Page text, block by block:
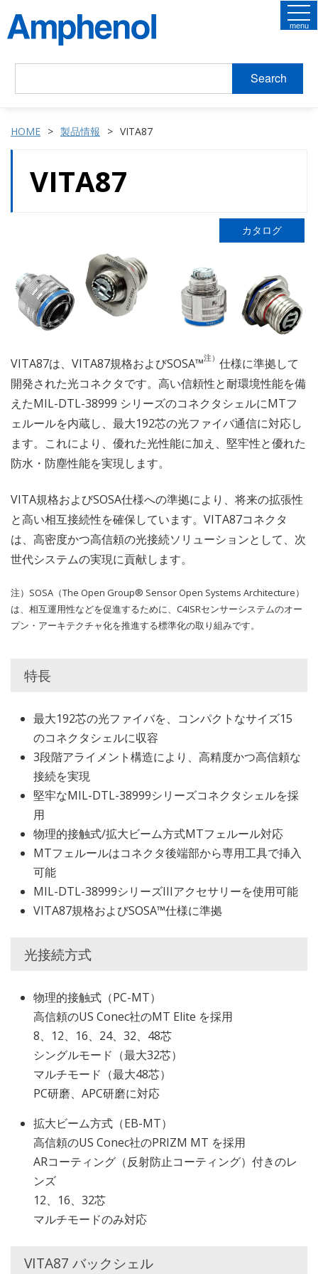
Search
menu
HOME 製品情報 VITA87
VITA87
カタログ
VITA87は、VITA87規格およびSOSA™注） 仕様に準拠して
開発された光コネクタです。高い信頼性と耐環境性能を備
えたMIL-DTL-38999 シリーズのコネクタシェルにMTフ
ェルールを内蔵し、最大192芯の光ファイバ通信に対応し
ます。これにより、優れた光性能に加え、堅牢性と優れた
防水・防塵性能を実現します。
VITA規格およびSOSA仕様への準拠により、将来の拡張性
と高い相互接続性を確保しています。VITA87コネクタ
は、高密度かつ高信頼の光接続ソリューションとして、次
世代システムの実現に貢献します。
注）SOSA（The Open Group® Sensor Open Systems Architecture）
は、相互運用性などを促進するために、C4ISRセンサーシステムのオー
プン・アーキテクチャ化を推進する標準化の取り組みです。
特長
最大192芯の光ファイバを、コンパクトなサイズ15
のコネクタシェルに収容
3段階アライメント構造により、高精度かつ高信頼な
接続を実現
堅牢なMIL-DTL-38999シリーズコネクタシェルを採
用
物理的接触式/拡大ビーム方式MTフェルール対応
MTフェルールはコネクタ後端部から専用工具で挿入
可能
MIL-DTL-38999シリーズIIIアクセサリーを使用可能
VITA87規格およびSOSA™仕様に準拠
光接続方式
物理的接触式（PC-MT）
高信頼のUS Conec社のMT Elite を採用
8、12、16、24、32、48芯
シングルモード（最大32芯）
マルチモード（最大48芯）
PC研磨、APC研磨に対応
拡大ビーム方式（EB-MT）
高信頼のUS Conec社のPRIZM MT を採用
ARコーティング（反射防止コーティング）付きのレ
ンズ
12、16、32芯
マルチモードのみ対応
VITA87 バックシェル